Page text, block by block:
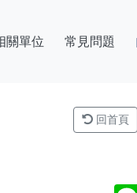
關單位 常見問題
回首頁